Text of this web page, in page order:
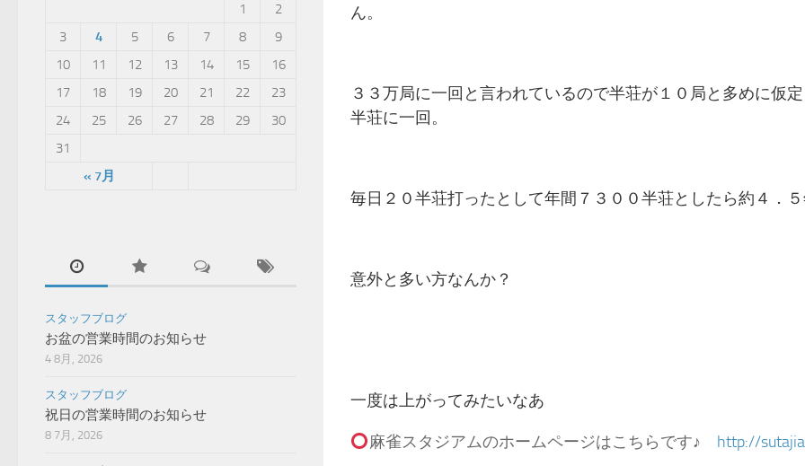
ん。
３３万局に一回と言われているので半荘が１０局と多めに仮
半荘に一回。
毎日２０半荘打ったとして年間７３００半荘としたら約４．５
意外と多い方なんか？
一度は上がってみたいなあ
麻雀スタジアムのホームページはこちらです♪ http://
« 7月
1
2
3
4 5 6 7 8
9
10
11 12 13 14 15
16
17
18 19 20 21 22
23
24
25 26 27 28 29
30
31
スタッフブログ
お盆の営業時間のお知らせ
4 8月, 2026
スタッフブログ
祝日の営業時間のお知らせ
8 7月, 2026